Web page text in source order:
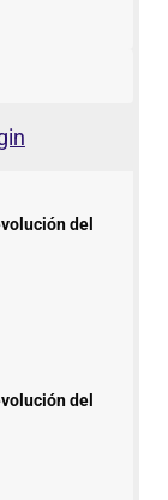
del
del